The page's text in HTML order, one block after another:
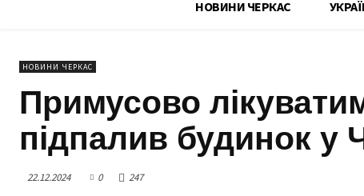
НОВИНИ ЧЕРКАС
НОВИНИ ЧЕРКАС
Примусово
підпалив будинок у
22.12.2024 0 247